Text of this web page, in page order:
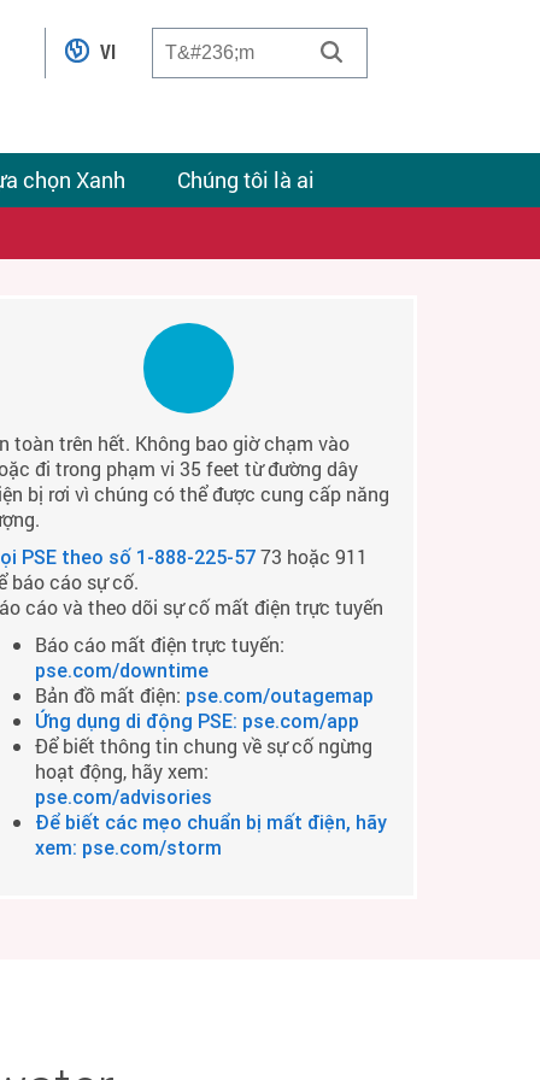
chọn Xanh Chúng tôi là ai
VI
toàn trên hết. Không bao giờ chạm vào
đi trong phạm vi 35 feet từ đường dây
bị rơi vì chúng có thể được cung cấp năng
PSE theo số 1-888-225-57 73 hoặc 911
báo cáo sự cố.
cáo và theo dõi sự cố mất điện trực tuyến
Báo cáo mất điện trực tuyến:
pse.com/downtime
Bản đồ mất điện: pse.com/outagemap
Ứng dụng di động PSE: pse.com/app
Để biết thông tin chung về sự cố ngừng
hoạt động, hãy xem:
pse.com/advisories
Để biết các mẹo chuẩn bị mất điện, hãy
xem: pse.com/storm